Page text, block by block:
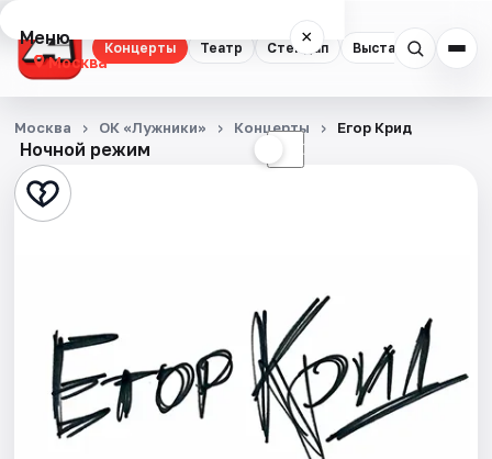
Концерты Театр Стендап Выставки
Меню ×
Москва
Концерты
Театр
Стендап
Экскурсии
Спорт
Ночной режим ☾
Москва ОК «Лужники» Концерты Егор Крид